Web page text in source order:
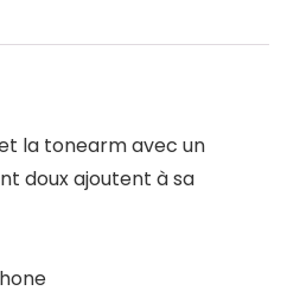
la tonearm avec un
doux ajoutent à sa